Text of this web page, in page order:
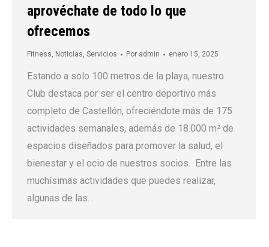
aprovéchate de todo lo que
ofrecemos
Fitness, Noticias, Servicios Por admin enero 15, 2025
Estando a solo 100 metros de la playa, nuestro
Club destaca por ser el centro deportivo más
completo de Castellón, ofreciéndote más de 175
actividades semanales, además de 18.000 m² de
espacios diseñados para promover la salud, el
bienestar y el ocio de nuestros socios. Entre las
muchísimas actividades que puedes realizar,
algunas de las…